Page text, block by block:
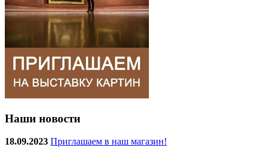
Наши новости
18.09.2023 Приглашаем в наш магазин!